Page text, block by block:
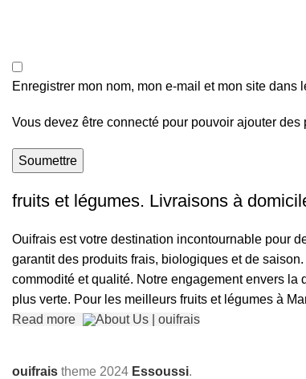
Enregistrer mon nom, mon e-mail et mon site
Vous devez être connecté pour pouvoir ajouter des
fruits et légumes. Livraisons à
Ouifrais est votre destination incontournable pour
garantit des produits frais, biologiques et de
commodité et qualité. Notre engagement envers
plus verte. Pour les meilleurs fruits et légumes à
Read more
ouifrais theme 2024 Essoussi.